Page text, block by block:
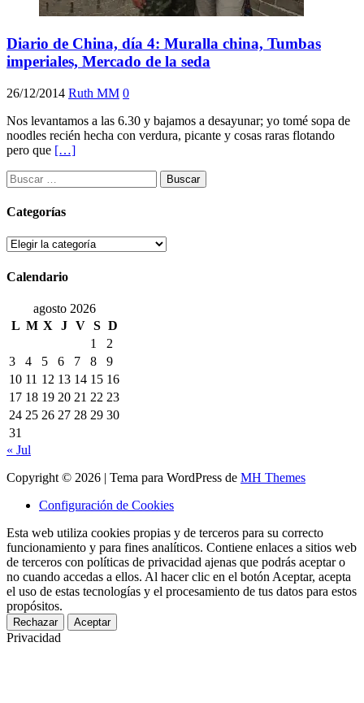
Diario de China, día 4: Muralla china, Tumbas
imperiales, Mercado de la seda
26/12/2014 Ruth MM 0
Nos levantamos a las 6.30 y bajamos a desayunar; yo tomé sopa de
noodles recién hecha con verdura, picante y cosas raras flotando
pero que […]
Buscar:
Categorías
Categorías
Calendario
agosto 2026
L M X J V S D
1
2
3
4 5 6 7 8
9
10 11 12 13 14 15 16
17 18 19 20 21 22 23
24 25 26 27 28 29 30
31
« Jul
Copyright © 2026 | Tema para WordPress de MH Themes
Configuración de Cookies
Esta web utiliza cookies propias y de terceros para su correcto
funcionamiento y para fines analíticos. Contiene enlaces a sitios web
de terceros con políticas de privacidad ajenas que podrás aceptar o
no cuando accedas a ellos. Al hacer clic en el botón Aceptar, acepta
el uso de estas tecnologías y el procesamiento de tus datos para estos
propósitos.
Rechazar Aceptar
Privacidad